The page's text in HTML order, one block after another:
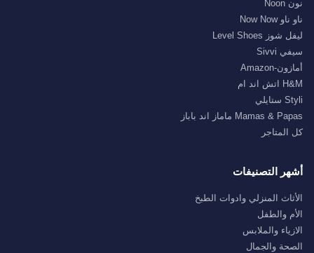
نون Noon
ناو ناو Now Now
ليفل شوز Level Shoes
سيفي Sivvi
أمازون-Amazon
H&M اتش اند ام
Styli ستايلي
Mamas & Papas ماماز اند باباز
كل المتاجر
أشهر التصنيفات
الأثاث المنزلي وادوات الطبخ
الأم والطفل
الازياء والملابس
الصحة والجمال